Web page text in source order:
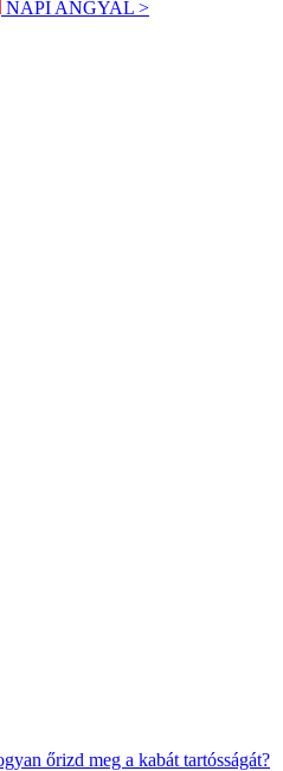
NAPI ANGYAL >